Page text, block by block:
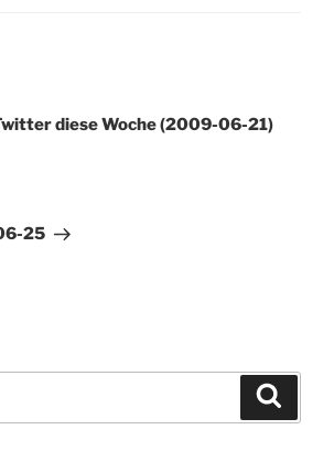
diese Woche (2009-06-21)
25